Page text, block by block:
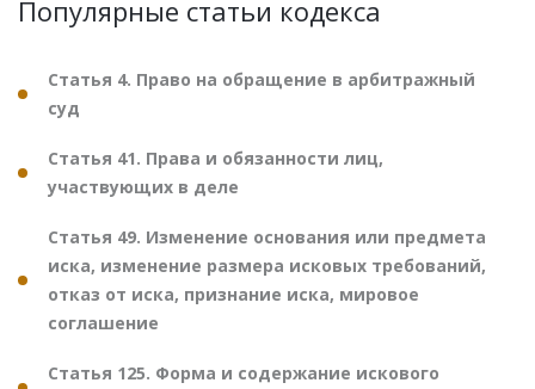
Популярные статьи кодекса
Статья 4. Право на обращение в арбитражный
суд
Статья 41. Права и обязанности лиц,
участвующих в деле
Статья 49. Изменение основания или предмета
иска, изменение размера исковых требований,
отказ от иска, признание иска, мировое
соглашение
Статья 125. Форма и содержание искового